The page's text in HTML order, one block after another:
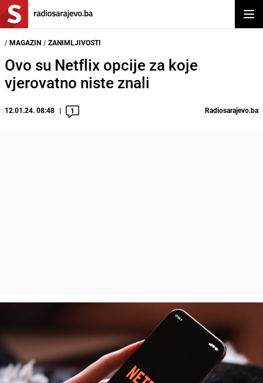
/ MAGAZIN / ZANIMLJIVOSTI
Ovo su Netflix opcije za koje
vjerovatno niste znali
12.01.24. 08:48 1 Radiosarajevo.ba